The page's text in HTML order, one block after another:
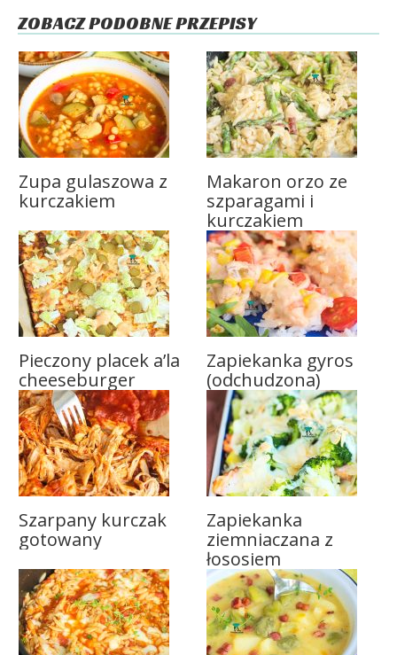
ZOBACZ PODOBNE PRZEPISY
Zupa gulaszowa z
kurczakiem
Makaron orzo ze
szparagami i
kurczakiem
Pieczony placek a’la
cheeseburger
Zapiekanka gyros
(odchudzona)
Szarpany kurczak
gotowany
Zapiekanka
ziemniaczana z
łososiem